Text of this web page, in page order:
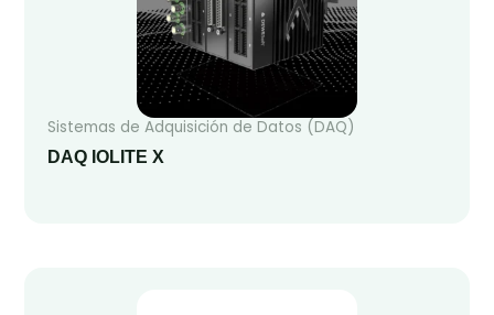
Sistemas de Adquisición de Datos (DAQ)
DAQ IOLITE X